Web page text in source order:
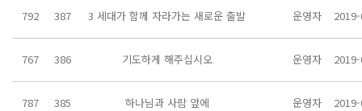
792 387 3 세대가 함께 자라가는 새로운 출발 운영자
767 386 기도하게 해주십시오 운영자
787 385 하나님과 사람 앞에 운영자